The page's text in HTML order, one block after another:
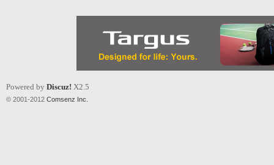
Powered by Discuz! X2.5
© 2001-2012 Comsenz Inc.